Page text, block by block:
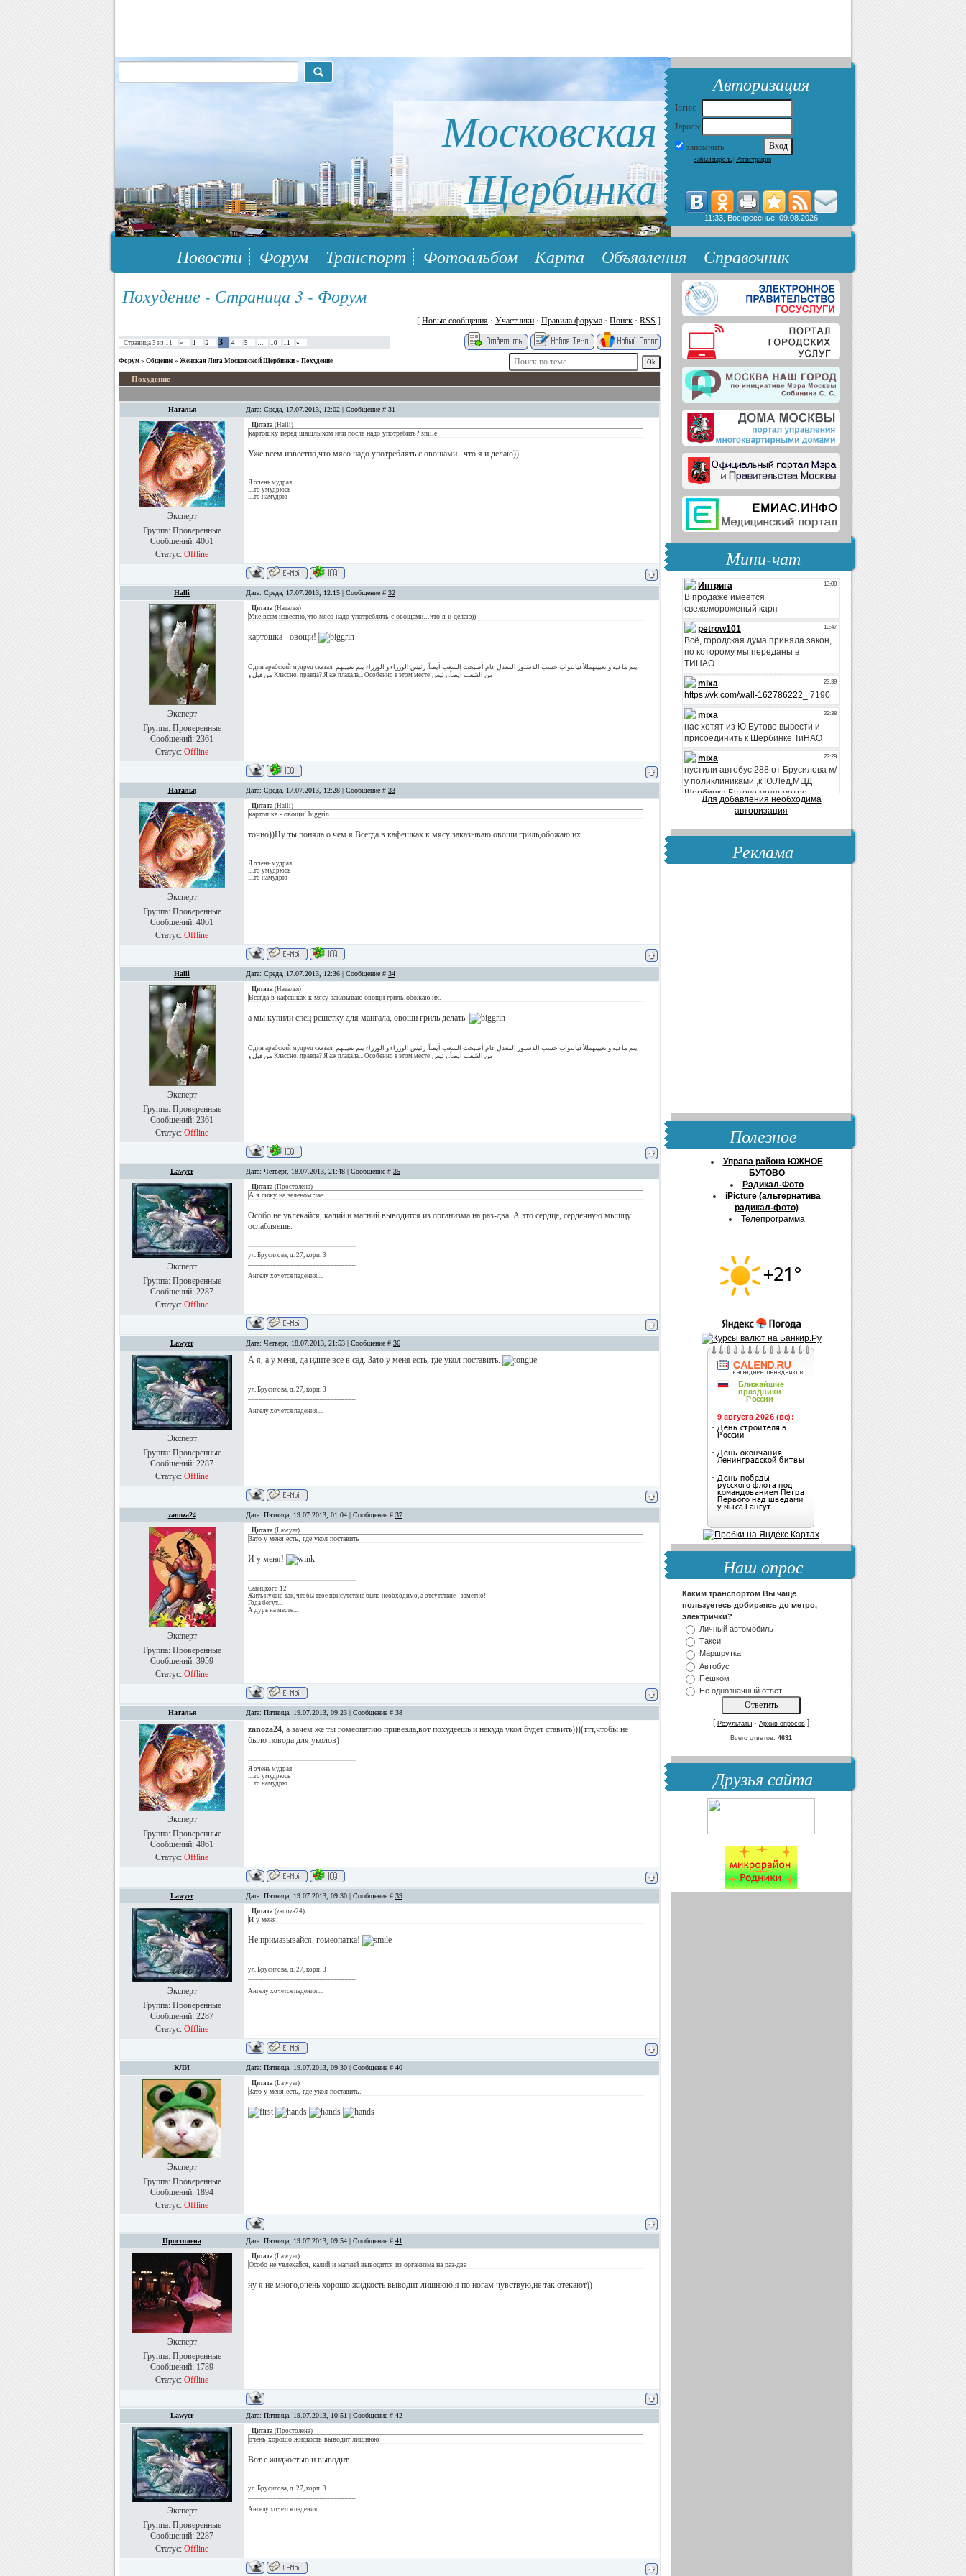
Московская
Щербинка
117148, г.Москва, ЮЗАО, муниципальный район Южное Бутово
Авторизация
Логин:
Пароль:
запомнить
Забыл пароль Регистрация
11:33, Воскресенье, 09.08.2026
Новости Форум Транспорт Фотоальбом Карта Объявления
Справочник
Похудение - Страница 3 - Форум
[ Новые сообщения · Участники · Правила форума · Поиск · RSS ]
Страница 3 из 11 « 1 2 3 4 5 … 10 11 »
Форум » Общение » Женская Лига Московской Щербинки » Похудение
Похудение
Наталья Дата: Среда, 17.07.2013, 12:02 | Сообщение # 31
Эксперт
Группа: Проверенные
Сообщений: 4061
Статус: Offline
Цитата (Halli)
картошку перед шашлыком или после надо употребить? smile
Уже всем известно,что мясо надо употреблять с овощами...что я и делаю))
Я очень мудрая!
....то умудрюсь
....то намудрю
Halli Дата: Среда, 17.07.2013, 12:15 | Сообщение # 32
Эксперт
Группа: Проверенные
Сообщений: 2361
Статус: Offline
Цитата (Наталья)
Уже всем известно,что мясо надо употреблять с овощами...что я и делаю))
картошка - овощи!
Один арабский мудрец сказал: يتم ماعية و تعيينهمللأعياننواب حسب الدستور المعدل عام أصبحت الشعب أيضاً. رئيس الوزراء و الوزراء يتم تعيينهم
من قبل و Классно, правда? Я аж плакала... Особенно в этом месте:من الشعب أيضاً. رئيس
Наталья Дата: Среда, 17.07.2013, 12:28 | Сообщение # 33
Эксперт
Группа: Проверенные
Сообщений: 4061
Статус: Offline
Цитата (Halli)
картошка - овощи! biggrin
точно))Ну ты поняла о чем я.Всегда в кафешках к мясу заказываю овощи гриль,обожаю их.
Я очень мудрая!
....то умудрюсь
....то намудрю
Halli Дата: Среда, 17.07.2013, 12:36 | Сообщение # 34
Эксперт
Группа: Проверенные
Сообщений: 2361
Статус: Offline
Цитата (Наталья)
Всегда в кафешках к мясу заказываю овощи гриль,обожаю их.
а мы купили спец решетку для мангала, овощи гриль делать.
Один арабский мудрец сказал: يتم ماعية و تعيينهمللأعياننواب حسب الدستور المعدل عام أصبحت الشعب أيضاً. رئيس الوزراء و الوزراء يتم تعيينهم
من قبل و Классно, правда? Я аж плакала... Особенно в этом месте:من الشعب أيضاً. رئيس
Lawyer Дата: Четверг, 18.07.2013, 21:48 | Сообщение # 35
Эксперт
Группа: Проверенные
Сообщений: 2287
Статус: Offline
Цитата (Простолена)
А я сижу на зеленом чае
Особо не увлекайся, калий и магний выводится из организма на раз-два. А это сердце, сердечную мышцу
ослабляешь.
ул. Брусилова, д. 27, корп. 3
Ангелу хочется падения....
Lawyer Дата: Четверг, 18.07.2013, 21:53 | Сообщение # 36
Эксперт
Группа: Проверенные
Сообщений: 2287
Статус: Offline
А я, а у меня, да идите все в сад. Зато у меня есть, где укол поставить.
ул. Брусилова, д. 27, корп. 3
Ангелу хочется падения....
zanoza24 Дата: Пятница, 19.07.2013, 01:04 | Сообщение # 37
Эксперт
Группа: Проверенные
Сообщений: 3959
Статус: Offline
Цитата (Lawyer)
Зато у меня есть, где укол поставить
И у меня!
Савицкого 12
Жить нужно так, чтобы твоё присутствие было необходимо, а отсутствие - заметно!
Года бегут...
А дурь на месте...
Наталья Дата: Пятница, 19.07.2013, 09:23 | Сообщение # 38
Эксперт
Группа: Проверенные
Сообщений: 4061
Статус: Offline
zanoza24, а зачем же ты гомеопатию привезла,вот похудеешь и некуда укол будет ставить)))(ттт,чтобы не
было повода для уколов)
Я очень мудрая!
....то умудрюсь
....то намудрю
Lawyer Дата: Пятница, 19.07.2013, 09:30 | Сообщение # 39
Эксперт
Группа: Проверенные
Сообщений: 2287
Статус: Offline
Цитата (zanoza24)
И у меня!
Не примазывайся, гомеопатка!
ул. Брусилова, д. 27, корп. 3
Ангелу хочется падения....
КЛИ Дата: Пятница, 19.07.2013, 09:30 | Сообщение # 40
Эксперт
Группа: Проверенные
Сообщений: 1894
Статус: Offline
Цитата (Lawyer)
Зато у меня есть, где укол поставить.
Простолена Дата: Пятница, 19.07.2013, 09:54 | Сообщение # 41
Эксперт
Группа: Проверенные
Сообщений: 1789
Статус: Offline
Цитата (Lawyer)
Особо не увлекайся, калий и магний выводится из организма на раз-два
ну я не много,очень хорошо жидкость выводит лишнюю,я по ногам чувствую,не так отекают))
Lawyer Дата: Пятница, 19.07.2013, 10:51 | Сообщение # 42
Эксперт
Группа: Проверенные
Сообщений: 2287
Статус: Offline
Цитата (Простолена)
очень хорошо жидкость выводит лишнюю
Вот с жидкостью и выводит.
ул. Брусилова, д. 27, корп. 3
Ангелу хочется падения....
Мини-чат
Для добавления необходима
авторизация
Реклама
Полезное
Управа района ЮЖНОЕ
БУТОВО
Радикал-Фото
iPicture (альтернатива
радикал-фото)
Телепрограмма
Наш опрос
Каким транспортом Вы чаще
пользуетесь добираясь до метро,
электрички?
Личный автомобиль
Такси
Маршрутка
Автобус
Пешком
Не однозначный ответ
[ Результаты · Архив опросов ]
Всего ответов: 4631
Друзья сайта